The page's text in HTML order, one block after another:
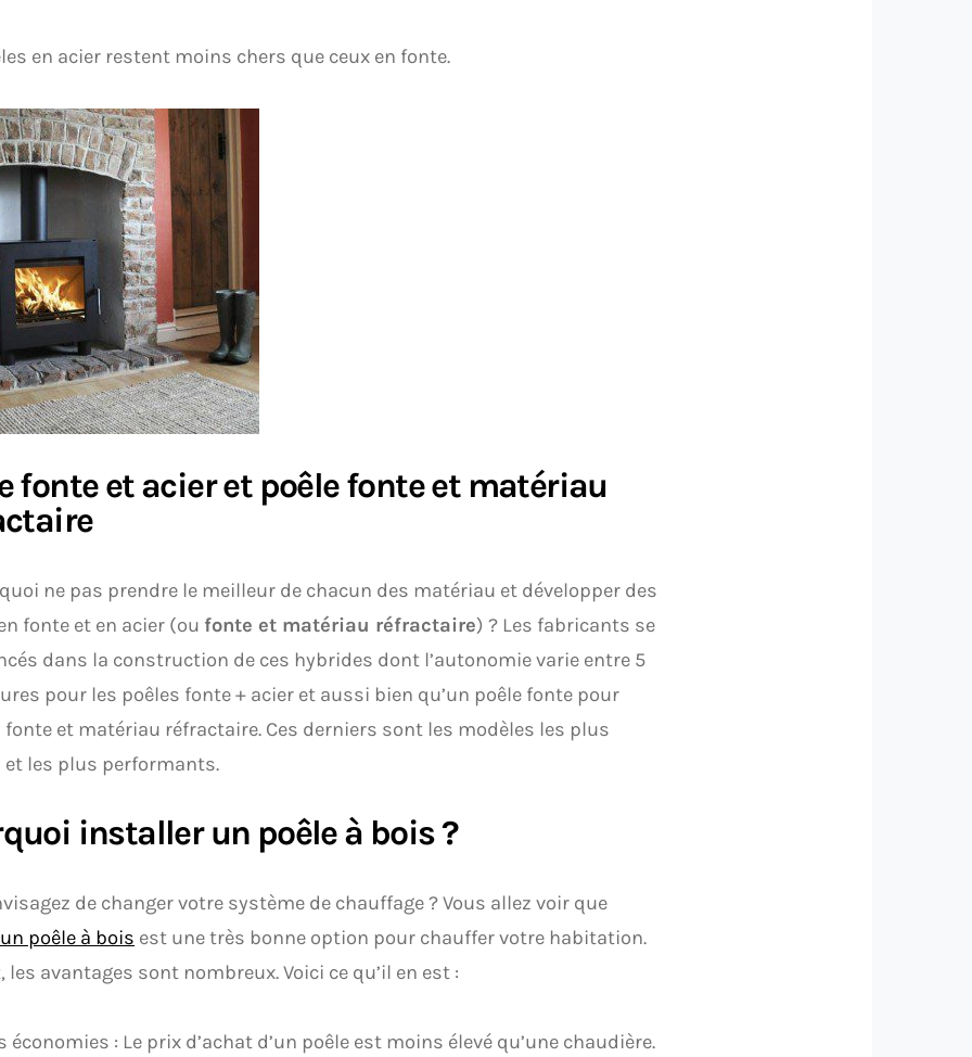
en acier restent moins chers que ceux en fonte.
fonte et acier et poêle fonte et matériau
ne pas prendre le meilleur de chacun des matériau et développer des
fonte et en acier (ou fonte et matériau réfractaire) ? Les fabricants se
dans la construction de ces hybrides dont l’autonomie varie entre 5
pour les poêles fonte + acier et aussi bien qu’un poêle fonte pour
fonte et matériau réfractaire. Ces derniers sont les modèles les plus
et les plus performants.
installer un poêle à bois ?
de changer votre système de chauffage ? Vous allez voir que
poêle à bois est une très bonne option pour chauffer votre habitation.
les avantages sont nombreux. Voici ce qu’il en est :
économies : Le prix d’achat d’un poêle est moins élevé qu’une chaudière.